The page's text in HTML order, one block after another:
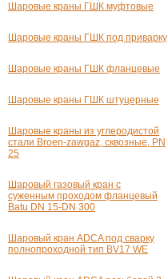
Шаровые краны ГШК муфтовые
Шаровые краны ГШК под приварку
Шаровые краны ГШК фланцевые
Шаровые краны ГШК штуцерные
Шаровые краны из углеродистой
стали Broen-zawgaz, сквозные, PN
25
Шаровый газовый кран с
суженным проходом фланцевый
Batu DN 15-DN 300
Шаровый кран ADCA под сварку
полнопроходной тип BV17 WE